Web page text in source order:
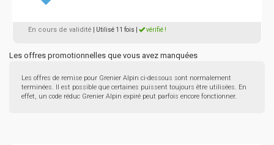
En cours de validité | Utilisé 11 fois vérifié !
Les offres promotionnelles que vous avez manquées
Les offres de remise pour Grenier Alpin ci-dessous sont normalement
terminées. Il est possible que certaines puissent toujours être utilisées. En
effet, un code réduc Grenier Alpin expiré peut parfois encore fonctionner.